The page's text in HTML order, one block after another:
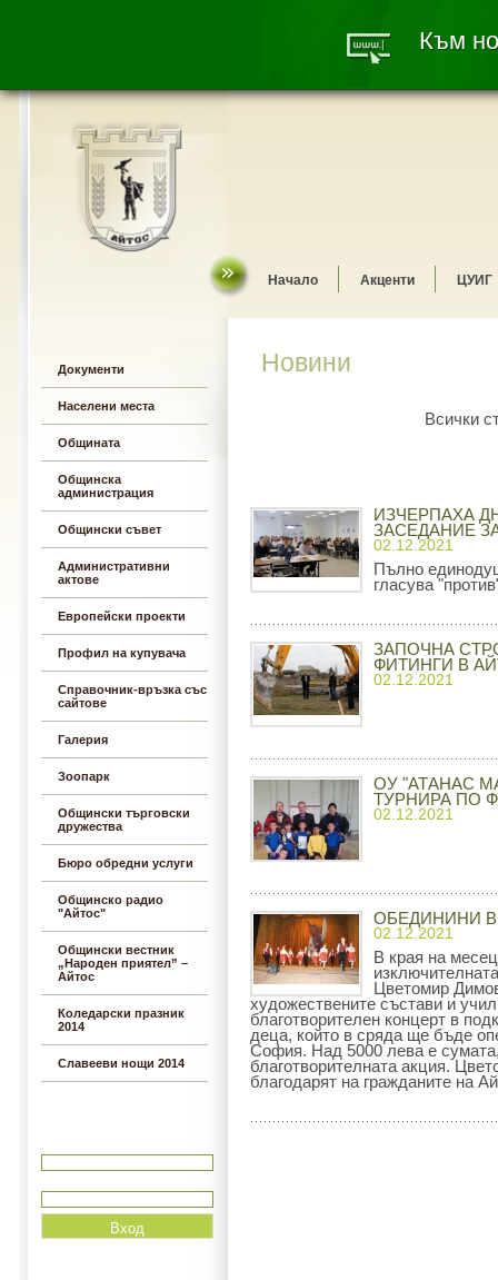
Към
Документи
Населени места
Общината
Общинска
администрация
Общински съвет
Административни
актове
Европейски проекти
Профил на купувача
Справочник-връзка със
сайтове
Галерия
Зоопарк
Общински търговски
дружества
Бюро обредни услуги
Общинско радио
"Айтос"
Общински вестник
„Народен приятел” –
Айтос
Коледарски празник
2014
Славееви нощи 2014
Начало Акценти ЦУИГ
Новини
Всички
ИЗЧЕРПАХА
ЗАСЕДАНИЕ
02.12.2021
Пълно
гласува
ЗАПОЧНА
ФИТИНГИ В
02.12.2021
ОУ "АТАНАС
ТУРНИРА ПО
02.12.2021
ОБЕДИНИНИ
02.12.2021
В края на
Цветомир
художествените състави и
благотворителен концерт в
деца, който в сряда ще бъде
София. Над 5000 лева е
благотворителната акция.
благодарят на гражданите на